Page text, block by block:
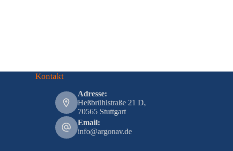
Kontakt
Adresse:
Heßbrühlstraße 21 D,
70565 Stuttgart
Email:
info@argonav.de